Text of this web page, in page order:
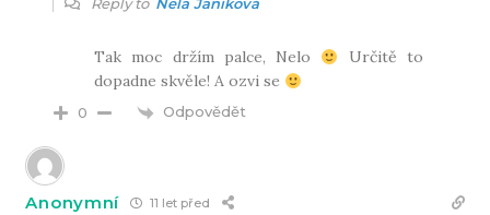
Tak moc držím palce, Nelo
Určitě to
dopadne skvěle! A ozvi se
0 Odpovědět
Anonymní 11 let před